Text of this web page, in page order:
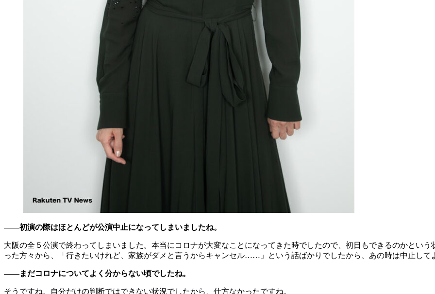
――初演の際はほとんどが公演中止になってしまいましたね。
大阪の全５公演で終わってしまいました。本当にコロナが大変なことになってきた時でしたので、初日もできるのかとい
った方々から、「行きたいけれど、家族がダメと言うからキャンセル……」という話ばかりでしたから、あの時は中止して
――まだコロナについてよく分からない頃でしたね。
そうですね。自分だけの判断ではできない状況でしたから、仕方なかったですね。